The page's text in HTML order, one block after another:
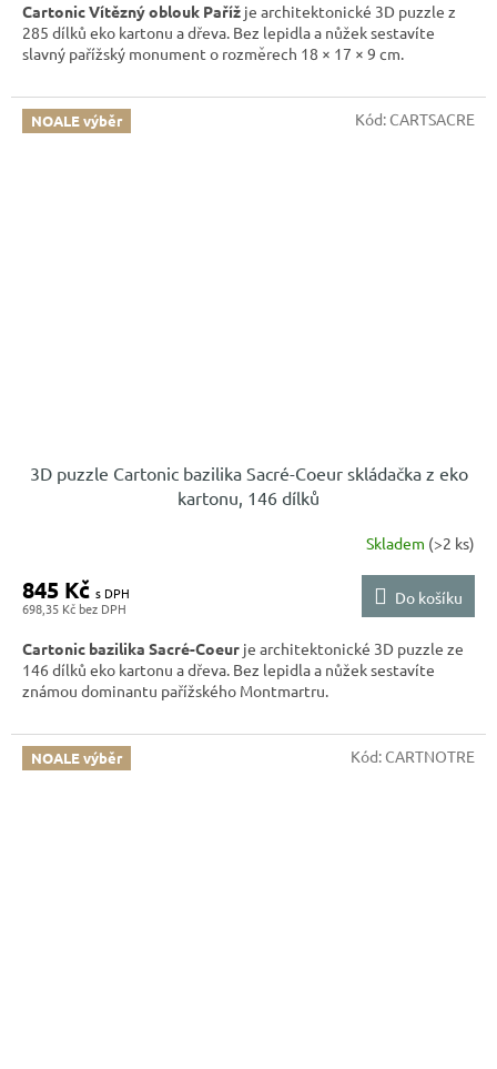
Cartonic Vítězný oblouk Paříž je architektonické 3D puzzle z
285 dílků eko kartonu a dřeva. Bez lepidla a nůžek sestavíte
slavný pařížský monument o rozměrech 18 × 17 × 9 cm.
NOALE výběr
3D puzzle Cartonic bazilika Sacré-Coeur skládačka z eko
kartonu, 146 dílků
Skladem (>2 ks)
698,35 Kč
845 Kč Do košíku
Cartonic bazilika Sacré-Coeur je architektonické 3D puzzle ze
146 dílků eko kartonu a dřeva. Bez lepidla a nůžek sestavíte
známou dominantu pařížského Montmartru.
Kód: CARTSACRE
NOALE výběr Kód: CARTNOTRE